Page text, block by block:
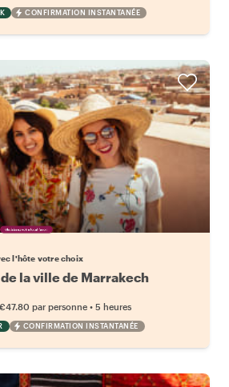
CONFIRMATION INSTANTANÉE
votre local favori
l'hôte votre choix
la ville de Marrakech
€47.80 par personne • 5 heures
CONFIRMATION INSTANTANÉE